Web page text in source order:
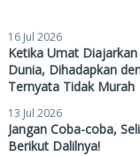
16 Jul 2026
Ketika Umat
Dunia, Dihadapkan
Ternyata Tidak Murah
13 Jul 2026
Jangan Coba-coba,
Berikut Dalilnya!